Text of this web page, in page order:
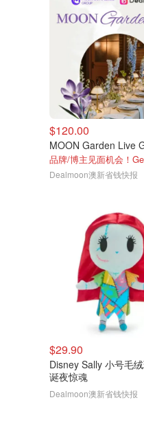
$120.00
品牌/博主见面机会！
Dealmoon澳新省钱快报
$29.90
Disney Sally 小号毛
诞夜惊魂
Dealmoon澳新省钱快报